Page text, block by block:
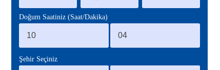
Doğum Saatiniz (Saat/Dakika)
Şehir Seçiniz